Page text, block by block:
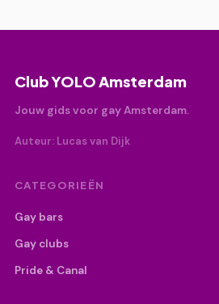
Club YOLO Amsterdam
Jouw gids voor gay Amsterdam.
Auteur: Lucas van Dijk
CATEGORIEËN
Gay bars
Gay clubs
Pride & Canal